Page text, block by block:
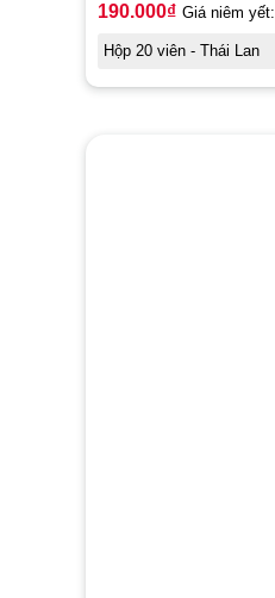
190.000₫ Giá niêm yết:
Hộp 20 viên - Thái Lan